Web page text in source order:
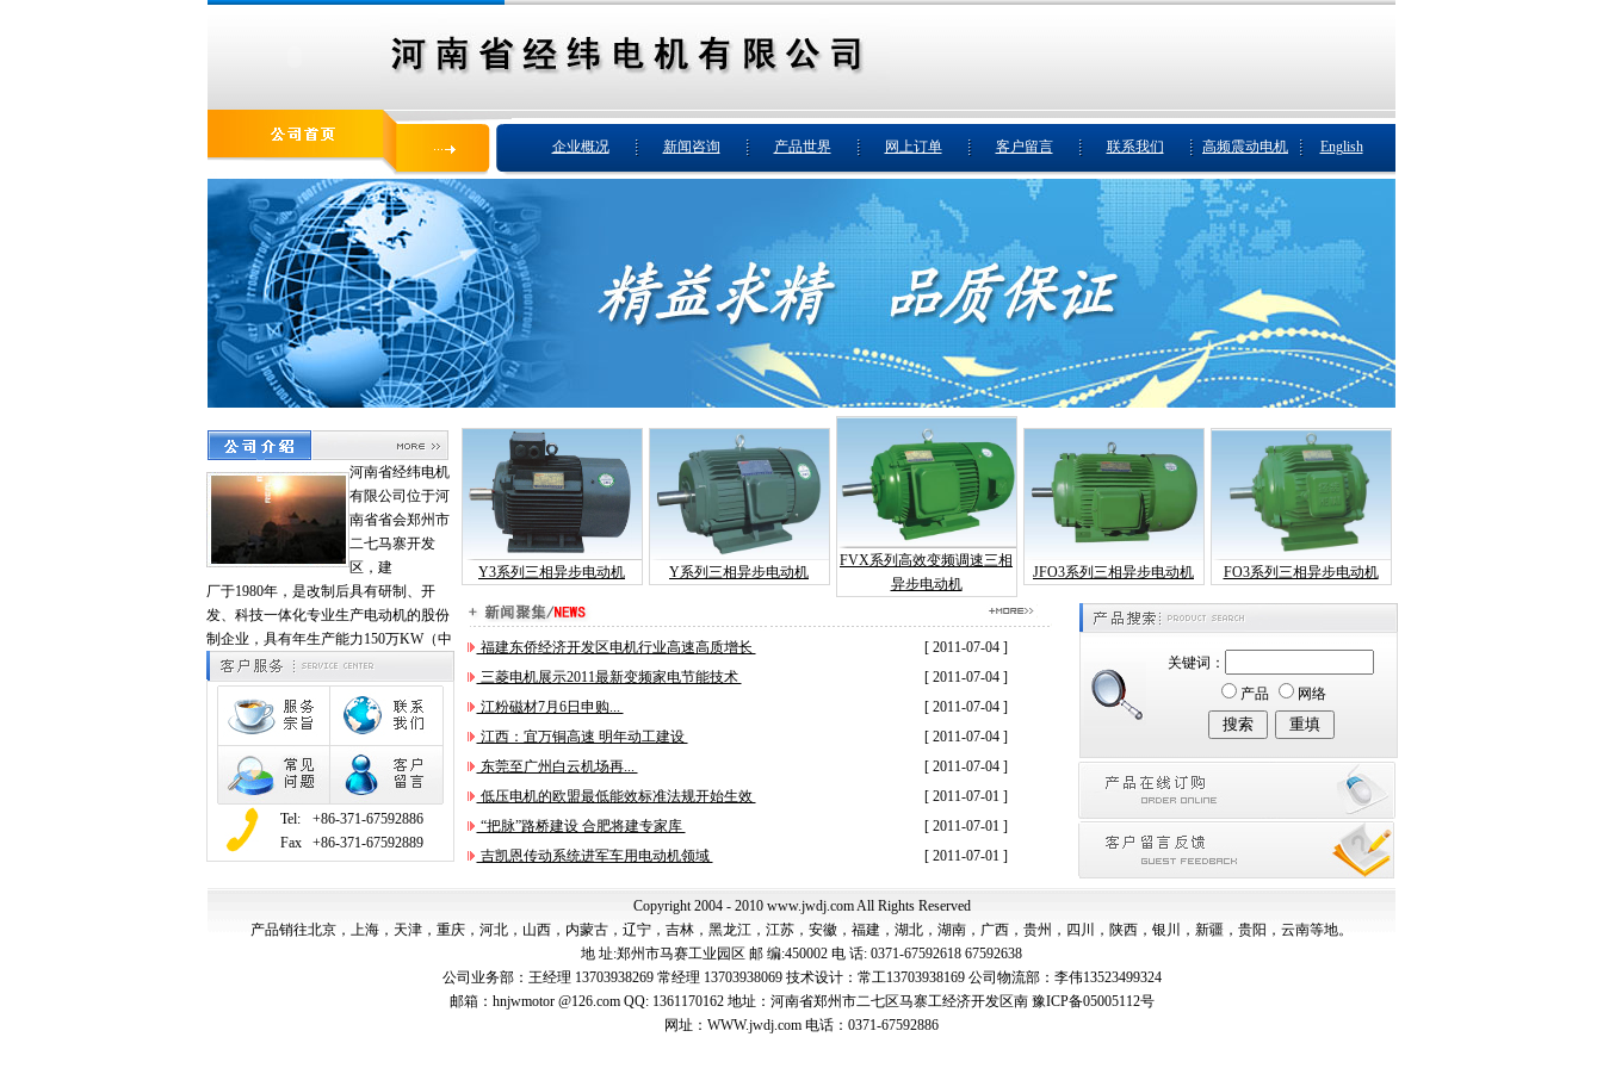
企业概况 新闻咨询 产品世界 网上订单 客户留言 联系我们 高频震动电机 English
河南省经纬电机
有限公司位于河
南省省会郑州市
二七马寨开发
区，建
厂于1980年，是改制后具有研制、开
发、科技一体化专业生产电动机的股份
制企业，具有年生产能力150万KW（中
Tel:
+86-371-67592886
Fax
+86-371-67592889
Y3系列三相异步电动机 Y系列三相异步电动机
FVX系列高效变频调速三相
异步电动机
JFO3系列三相异步电动机 FO3系列三相异步电动机
福建东侨经济开发区电机行业高速高质增长
[ 2011-07-04 ]
三菱电机展示2011最新变频家电节能技术
[ 2011-07-04 ]
江粉磁材7月6日申购...
[ 2011-07-04 ]
江西：宜万铜高速 明年动工建设
[ 2011-07-04 ]
东莞至广州白云机场再...
[ 2011-07-04 ]
低压电机的欧盟最低能效标准法规开始生效
[ 2011-07-01 ]
“把脉”路桥建设 合肥将建专家库
[ 2011-07-01 ]
吉凯恩传动系统进军车用电动机领域
[ 2011-07-01 ]
关键词：
产品
网络
Copyright 2004 - 2010 www.jwdj.com All Rights Reserved
产品销往北京，上海，天津，重庆，河北，山西，内蒙古，辽宁，吉林，黑龙江，江苏，安徽，福建，湖北，湖南，广西，贵州，四川，陕西，银川，新疆，贵阳，云南等地。
地 址:郑州市马赛工业园区 邮 编:450002 电 话: 0371-67592618 67592638
公司业务部：王经理 13703938269 常经理 13703938069 技术设计：常工13703938169 公司物流部：李伟13523499324
邮箱：hnjwmotor @126.com QQ: 1361170162 地址：河南省郑州市二七区马寨工经济开发区南 豫ICP备05005112号
网址：WWW.jwdj.com 电话：0371-67592886